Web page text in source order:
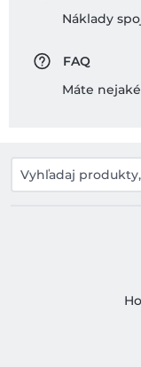
Náklady
FAQ
Máte